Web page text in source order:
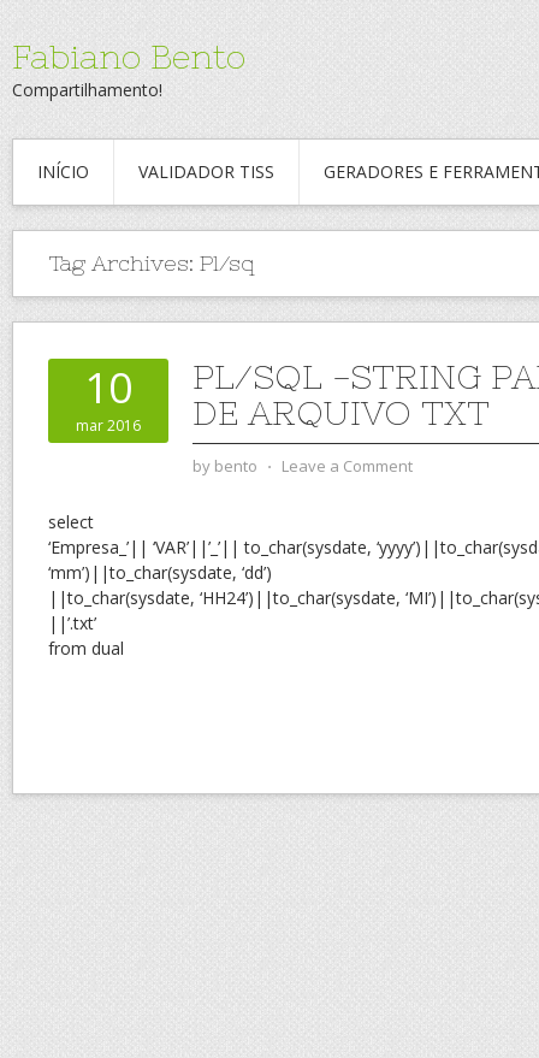
Fabiano Bento
Compartilhamento!
INÍCIO VALIDADOR TISS GERADORES E
Tag Archives: Pl/sq
10
mar 2016
PL/SQL -STRING
DE ARQUIVO TXT
by bento ⋅ Leave a Comment
select
‘Empresa_’|| ‘VAR’||’_’|| to_char(sysdate,
‘mm’)||to_char(sysdate, ‘dd’)
||to_char(sysdate, ‘HH24’)||to_char(sysdate,
||’.txt’
from dual